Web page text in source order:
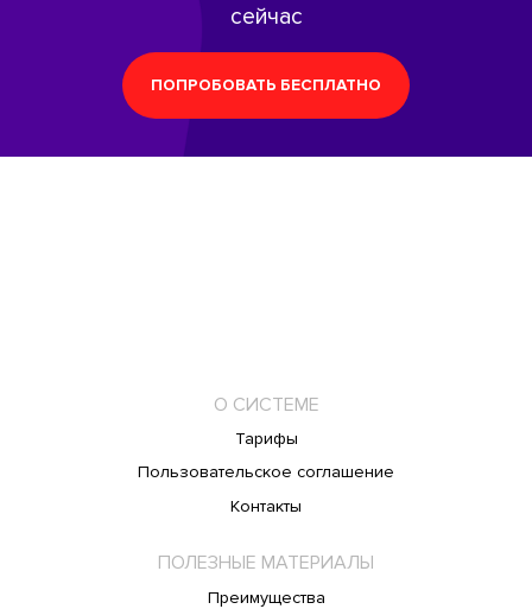
сейчас
ПОПРОБОВАТЬ БЕСПЛАТНО
О СИСТЕМЕ
Тарифы
Пользовательское соглашение
Контакты
ПОЛЕЗНЫЕ МАТЕРИАЛЫ
Преимущества